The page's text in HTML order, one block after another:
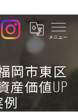
岡市東区
産価値UP